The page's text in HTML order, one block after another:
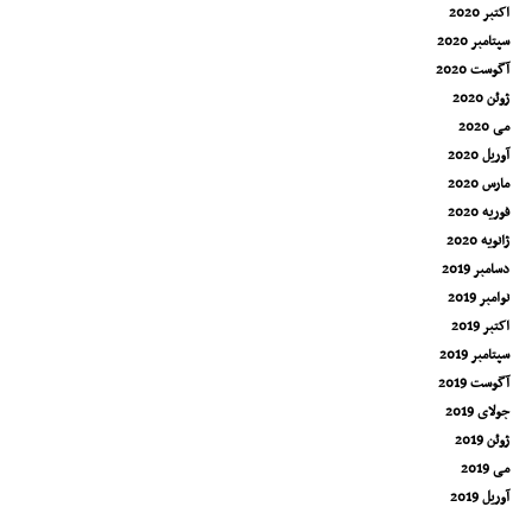
اکتبر 2020
سپتامبر 2020
آگوست 2020
ژوئن 2020
می 2020
آوریل 2020
مارس 2020
فوریه 2020
ژانویه 2020
دسامبر 2019
نوامبر 2019
اکتبر 2019
سپتامبر 2019
آگوست 2019
جولای 2019
ژوئن 2019
می 2019
آوریل 2019